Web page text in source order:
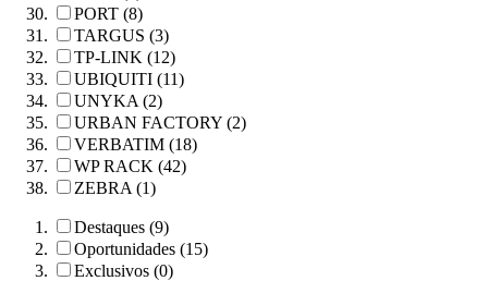
PORT (8)
TARGUS (3)
TP-LINK (12)
UBIQUITI (11)
UNYKA (2)
URBAN FACTORY (2)
VERBATIM (18)
WP RACK (42)
ZEBRA (1)
Destaques (9)
Oportunidades (15)
Exclusivos (0)